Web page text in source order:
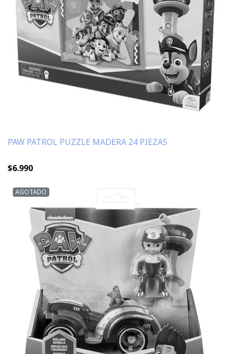
PAW PATROL PUZZLE MADERA 24 PIEZAS
$6.990
AGOTADO